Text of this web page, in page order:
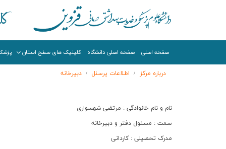
صفحه اصلی صفحه اصلی دانشگاه کلینیک های سطح استان
درباره مرکز / اطلاعات پرسنل / دبیرخانه
نام و نام خانوادگی : مرتضی شهسواری
سمت : مسئول دفتر و دبیرخانه
مدرک تحصیلی : کاردانی